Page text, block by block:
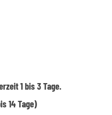
1 bis 3 Tage.
14 Tage)